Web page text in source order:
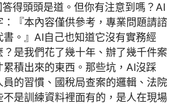
得頭頭是道。但你有注意到嗎？AI
『本內容僅供參考，專業問題請諮
。』AI自己也知道它沒有實務經
是我們花了幾十年、辦了幾千件案
積出來的東西。那些坑，AI沒踩
的習慣、國稅局查案的邏輯、法院
是訓練資料裡面有的，是人在現場